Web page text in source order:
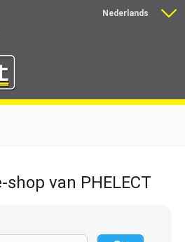
Nederlands
Opleiding
Nieuws
van PHELECT